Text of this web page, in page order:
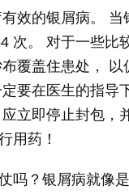
效的银屑病。
次。 对于一些比
覆盖住患处，
要在医生的指导
立即停止封包，
用药！
吗？银屑病就像